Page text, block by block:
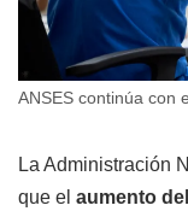
ANSES continúa con
La Administración
que el aumento